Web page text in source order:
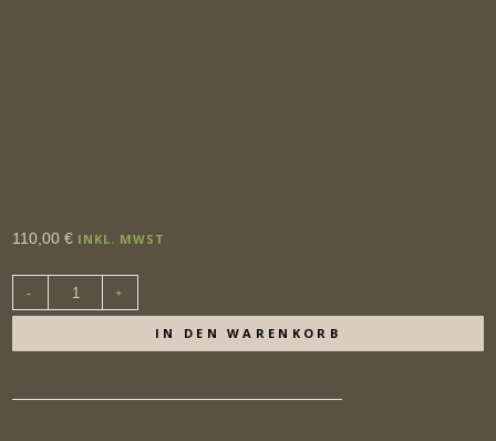
110,00€ INKL. MWST
Waldboden-
Nachstreu10%
Bag,
Menge
IN DEN WARENKORB